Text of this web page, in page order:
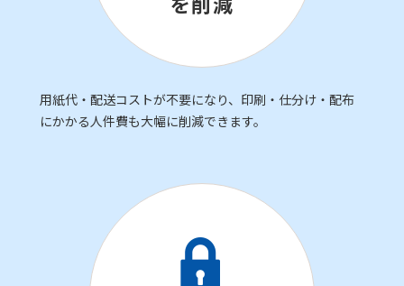
用紙代・配送コストが不要になり、印刷・仕分け・配布
にかかる人件費も大幅に削減できます。